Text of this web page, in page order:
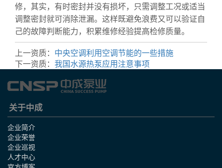
修，其实，有时密封并没有损坏，只需调整工况或适当
调整密封就可消除泄漏。这样既避免浪费又可以验证自
己的故障判断能力，积累维修经验提高检修质量。
上一资质： 中央空调利用空调节能的一些措施
下一资质： 我国水源热泵应用注意事项
关于中成
企业简介
企业荣誉
企业巡视
人才中心